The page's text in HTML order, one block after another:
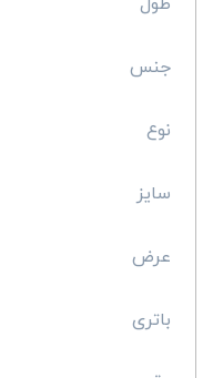
جنس
نوع
سایز
عرض
باتری